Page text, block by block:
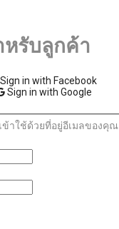
หรับลูกค้า
in with Facebook
Sign in with Google
าใช้ด้วยที่อยู่อีเมลของคุณ